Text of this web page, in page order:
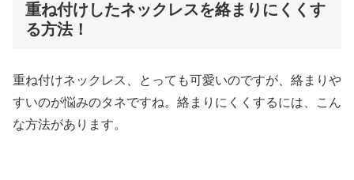
重ね付けしたネックレスを絡まりにくくす
る方法！
重ね付けネックレス、とっても可愛いのですが、絡まりや
すいのが悩みのタネですね。絡まりにくくするには、こん
な方法があります。